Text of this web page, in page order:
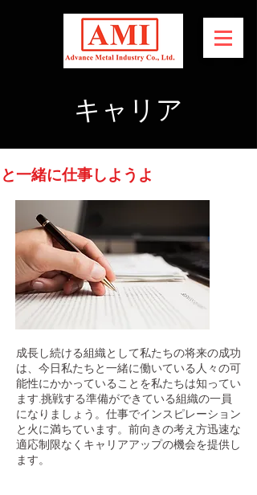
キャリア
一緒に仕事しようよ
成長し続ける組織として私たちの将来の成功
は、今日私たちと一緒に働いている人々の可
能性にかかっていることを私たちは知ってい
ます.挑戦する準備ができている組織の一員
になりましょう。仕事でインスピレーション
と火に満ちています。前向きの考え方迅速な
適応制限なくキャリアアップの機会を提供し
ます。